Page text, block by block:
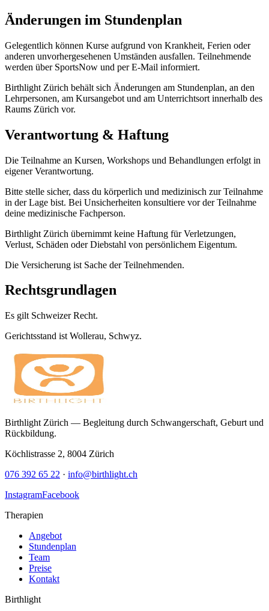
Änderungen im Stundenplan
Gelegentlich können Kurse aufgrund von Krankheit, Ferien oder
anderen unvorhergesehenen Umständen ausfallen. Teilnehmende
werden über SportsNow und per E-Mail informiert.
Birthlight Zürich behält sich Änderungen am Stundenplan, an den
Lehrpersonen, am Kursangebot und am Unterrichtsort innerhalb des
Raums Zürich vor.
Verantwortung & Haftung
Die Teilnahme an Kursen, Workshops und Behandlungen erfolgt in
eigener Verantwortung.
Bitte stelle sicher, dass du körperlich und medizinisch zur Teilnahme
in der Lage bist. Bei Unsicherheiten konsultiere vor der Teilnahme
deine medizinische Fachperson.
Birthlight Zürich übernimmt keine Haftung für Verletzungen,
Verlust, Schäden oder Diebstahl von persönlichem Eigentum.
Die Versicherung ist Sache der Teilnehmenden.
Rechtsgrundlagen
Es gilt Schweizer Recht.
Gerichtsstand ist Wollerau, Schwyz.
Birthlight Zürich — Begleitung durch Schwangerschaft, Geburt und
Rückbildung.
Köchlistrasse 2, 8004 Zürich
076 392 65 22 · info@birthlight.ch
InstagramFacebook
Therapien
Angebot
Stundenplan
Team
Preise
Kontakt
Birthlight